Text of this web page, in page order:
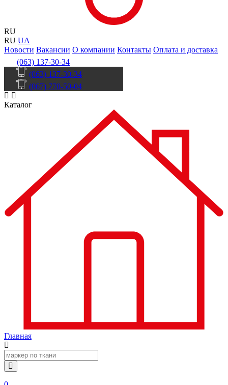
RU
RU UA
Новости Вакансии О компании Контакты Оплата и доставка
(063) 137-30-34
(063) 137-30-34
(067) 770-50-04
Каталог
Главная